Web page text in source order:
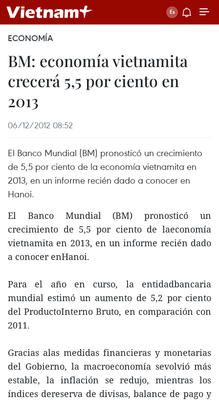
ECONOMÍA
BM: economía vietnamita
crecerá 5,5 por ciento en
2013
06/12/2012 08:52
El Banco Mundial (BM) pronosticó un crecimiento
de 5,5 por ciento de la economía vietnamita en
2013, en un informe recién dado a conocer en
Hanoi.
El Banco Mundial (BM) pronosticó un
crecimiento de 5,5 por ciento de laeconomía
vietnamita en 2013, en un informe recién dado
a conocer enHanoi.
Para el año en curso, la entidadbancaria
mundial estimó un aumento de 5,2 por ciento
del ProductoInterno Bruto, en comparación con
2011.
Gracias alas medidas financieras y monetarias
del Gobierno, la macroeconomía sevolvió más
estable, la inflación se redujo, mientras los
índices dereserva de divisas, balance de pago y